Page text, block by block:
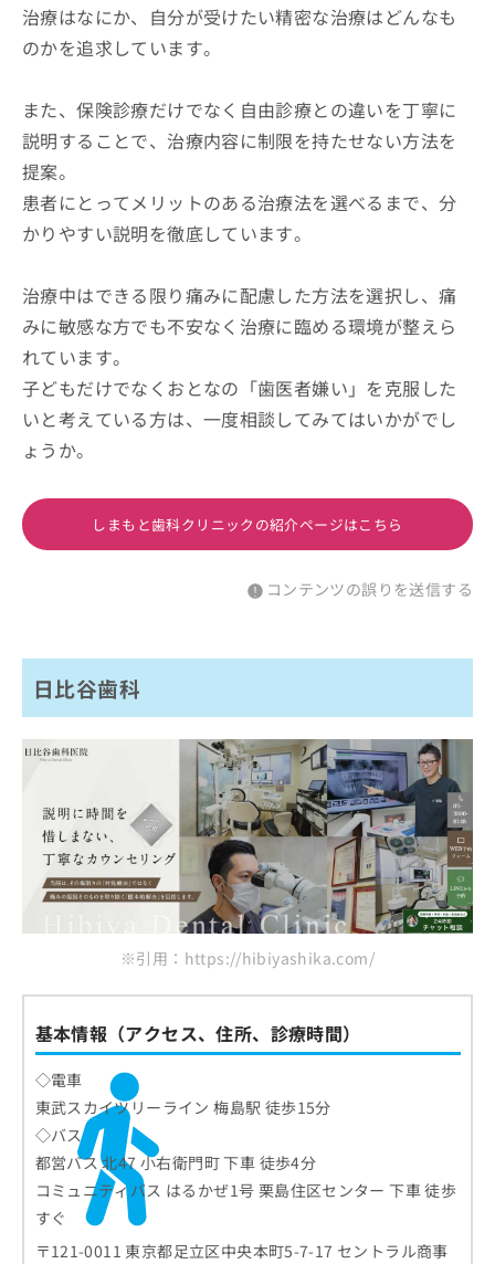
治療はなにか、自分が受けたい精密な治療はどんなも
のかを追求しています。
また、保険診療だけでなく自由診療との違いを丁寧に
説明することで、治療内容に制限を持たせない方法を
提案。
患者にとってメリットのある治療法を選べるまで、分
かりやすい説明を徹底しています。
治療中はできる限り痛みに配慮した方法を選択し、痛
みに敏感な方でも不安なく治療に臨める環境が整えら
れています。
子どもだけでなくおとなの「歯医者嫌い」を克服した
いと考えている方は、一度相談してみてはいかがでし
ょうか。
しまもと歯科クリニックの紹介ページはこちら
コンテンツの誤りを送信する
日比谷歯科
※引用：https://hibiyashika.com/
基本情報（アクセス、住所、診療時間）
◇電車
東武スカイツリーライン 梅島駅 徒歩15分
◇バス
都営バス 北47 小右衛門町 下車 徒歩4分
コミュニティバス はるかぜ1号 栗島住区センター 下車 徒歩
すぐ
〒121-0011 東京都足立区中央本町5-7-17 セントラル商事